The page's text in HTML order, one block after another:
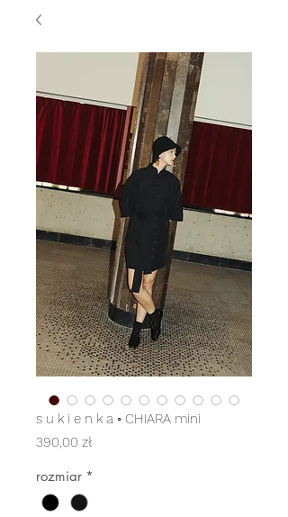
s u k i e n k a ◦ CHIARA mini
390,00 złCena
rozmiar *